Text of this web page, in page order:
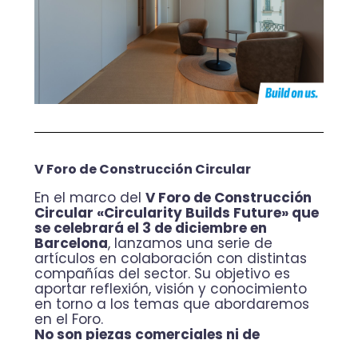
V Foro de Construcción Circular
En el marco del V Foro de Construcción
Circular «Circularity Builds Future» que
se celebrará el 3 de diciembre en
Barcelona, lanzamos una serie de
artículos en colaboración con distintas
compañías del sector. Su objetivo es
aportar reflexión, visión y conocimiento
en torno a los temas que abordaremos
en el Foro.
No son piezas comerciales ni de